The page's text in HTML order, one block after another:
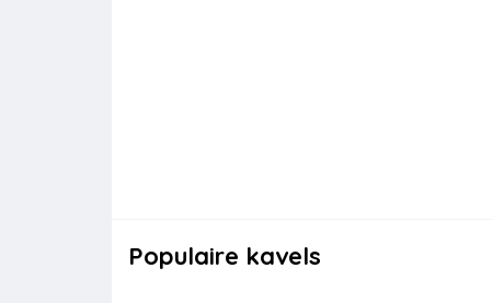
Populaire kavels